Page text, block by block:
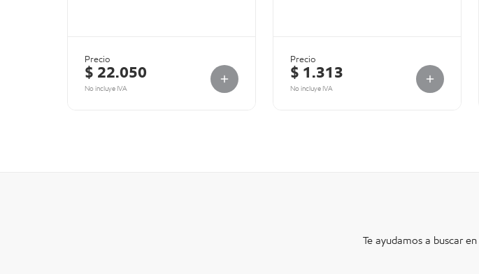
Precio
$ 22.050
No incluye IVA
Precio
$ 1.313
No incluye IVA
Te ayudamos a buscar en